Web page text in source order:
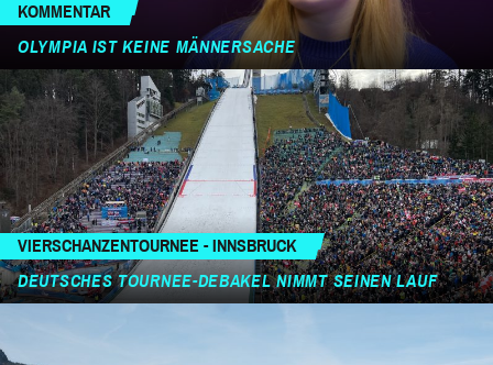
KOMMENTAR
OLYMPIA IST KEINE MÄNNERSACHE
VIERSCHANZENTOURNEE - INNSBRUCK
DEUTSCHES TOURNEE-DEBAKEL NIMMT SEINEN LAUF